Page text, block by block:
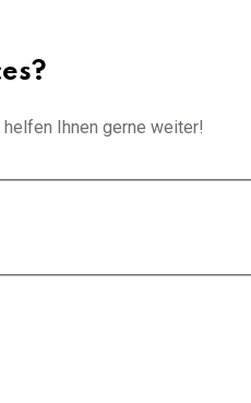
Ihnen gerne weiter!